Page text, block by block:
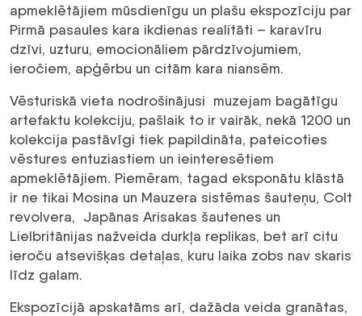
apmeklētājiem mūsdienīgu un plašu ekspozīciju par
Pirmā pasaules kara ikdienas realitāti – karavīru
dzīvi, uzturu, emocionāliem pārdzīvojumiem,
ieročiem, apģērbu un citām kara niansēm.
Vēsturiskā vieta nodrošinājusi muzejam bagātīgu
artefaktu kolekciju, pašlaik to ir vairāk, nekā 1200 un
kolekcija pastāvīgi tiek papildināta, pateicoties
vēstures entuziastiem un ieinteresētiem
apmeklētājiem. Piemēram, tagad eksponātu klāstā
ir ne tikai Mosina un Mauzera sistēmas šauteņu, Colt
revolvera, Japānas Arisakas šautenes un
Lielbritānijas nažveida durkļa replikas, bet arī citu
ieroču atsevišķas detaļas, kuru laika zobs nav skaris
līdz galam.
Ekspozīcijā apskatāms arī, dažāda veida granātas,